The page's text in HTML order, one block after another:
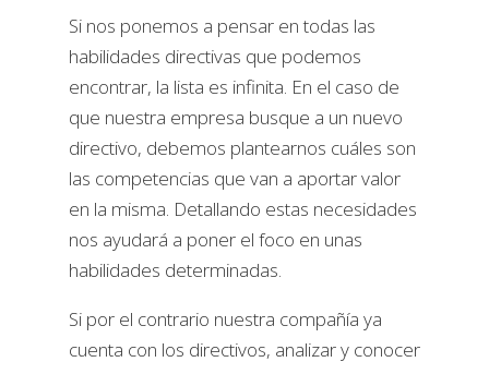
Si nos ponemos a pensar en todas las
habilidades directivas que podemos
encontrar, la lista es infinita. En el caso de
que nuestra empresa busque a un nuevo
directivo, debemos plantearnos cuáles son
las competencias que van a aportar valor
en la misma. Detallando estas necesidades
nos ayudará a poner el foco en unas
habilidades determinadas.
Si por el contrario nuestra compañía ya
cuenta con los directivos, analizar y conocer